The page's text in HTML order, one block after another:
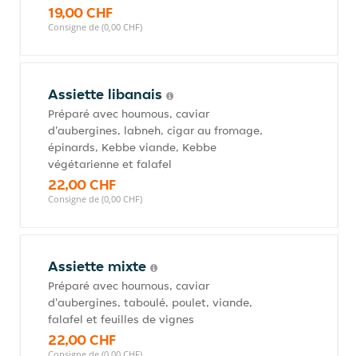
19,00 CHF
Consigne de (0,00 CHF)
Assiette libanais
Préparé avec houmous, caviar
d'aubergines, labneh, cigar au fromage,
épinards, Kebbe viande, Kebbe
végétarienne et falafel
22,00 CHF
Consigne de (0,00 CHF)
Assiette mixte
Préparé avec houmous, caviar
d'aubergines, taboulé, poulet, viande,
falafel et feuilles de vignes
22,00 CHF